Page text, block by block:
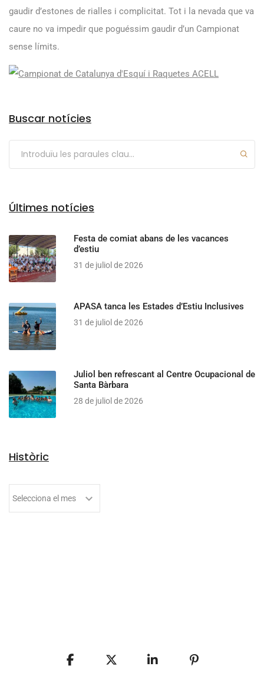
gaudir d’estones de rialles i complicitat. Tot i la nevada que va
caure no va impedir que poguéssim gaudir d’un Campionat
sense límits.
Buscar notícies
Últimes notícies
Festa de comiat abans de les vacances
d’estiu
31 de juliol de 2026
APASA tanca les Estades d’Estiu Inclusives
31 de juliol de 2026
Juliol ben refrescant al Centre Ocupacional de
Santa Bàrbara
28 de juliol de 2026
Històric